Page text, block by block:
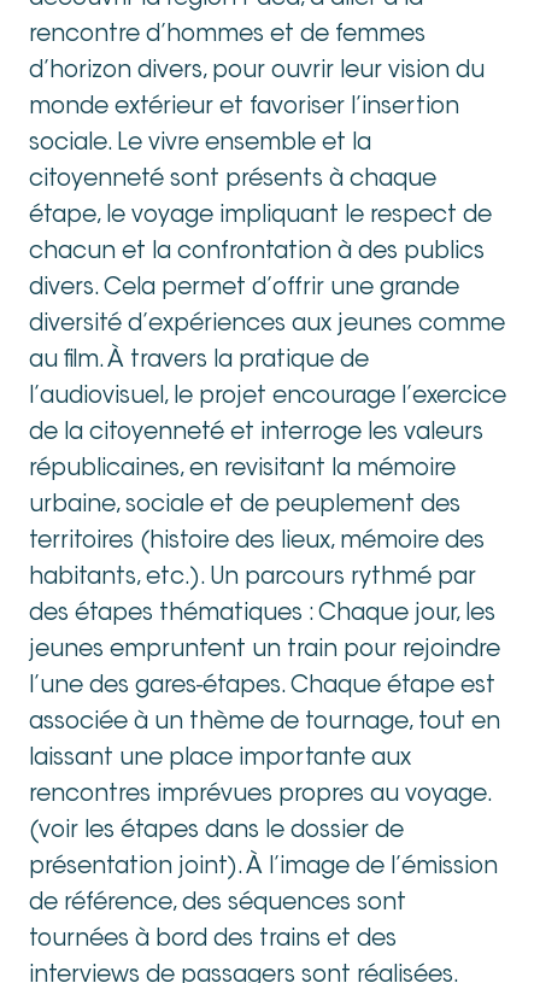
rencontre d’hommes et de femmes
d’horizon divers, pour ouvrir leur vision du
monde extérieur et favoriser l’insertion
sociale. Le vivre ensemble et la
citoyenneté sont présents à chaque
étape, le voyage impliquant le respect de
chacun et la confrontation à des publics
divers. Cela permet d’offrir une grande
diversité d’expériences aux jeunes comme
au film. À travers la pratique de
l’audiovisuel, le projet encourage l’exercice
de la citoyenneté et interroge les valeurs
républicaines, en revisitant la mémoire
urbaine, sociale et de peuplement des
territoires (histoire des lieux, mémoire des
habitants, etc.). Un parcours rythmé par
des étapes thématiques : Chaque jour, les
jeunes empruntent un train pour rejoindre
l’une des gares-étapes. Chaque étape est
associée à un thème de tournage, tout en
laissant une place importante aux
rencontres imprévues propres au voyage.
(voir les étapes dans le dossier de
présentation joint). À l’image de l’émission
de référence, des séquences sont
tournées à bord des trains et des
interviews de passagers sont réalisées.